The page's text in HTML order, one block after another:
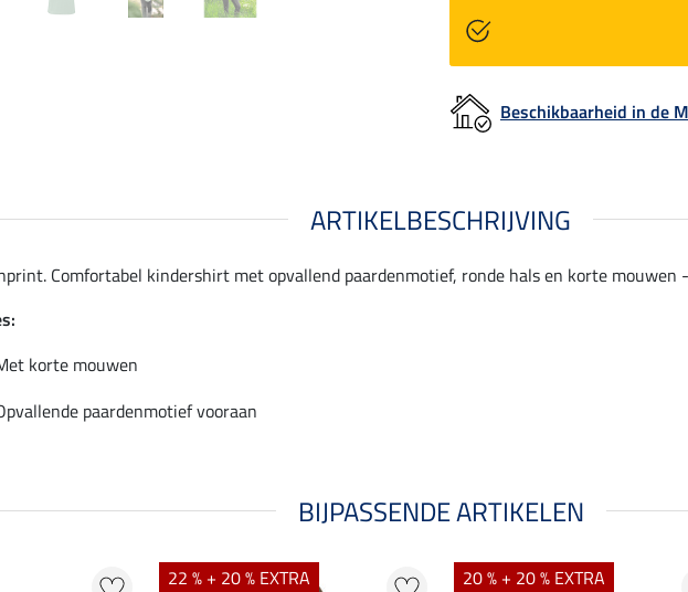
Beschikbaarheid in de
ARTIKELBESCHRIJVING
Comfortabel kindershirt met opvallend paardenmotief, ronde hals en korte mouwen
korte mouwen
paardenmotief vooraan
BIJPASSENDE ARTIKELEN
22 % + 20 % EXTRA 20 % + 20 % EXTRA